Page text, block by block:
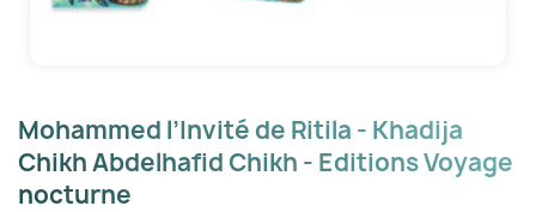
Mohammed l’Invité de Ritila - Khadija
Chikh Abdelhafid Chikh - Editions Voyage
nocturne